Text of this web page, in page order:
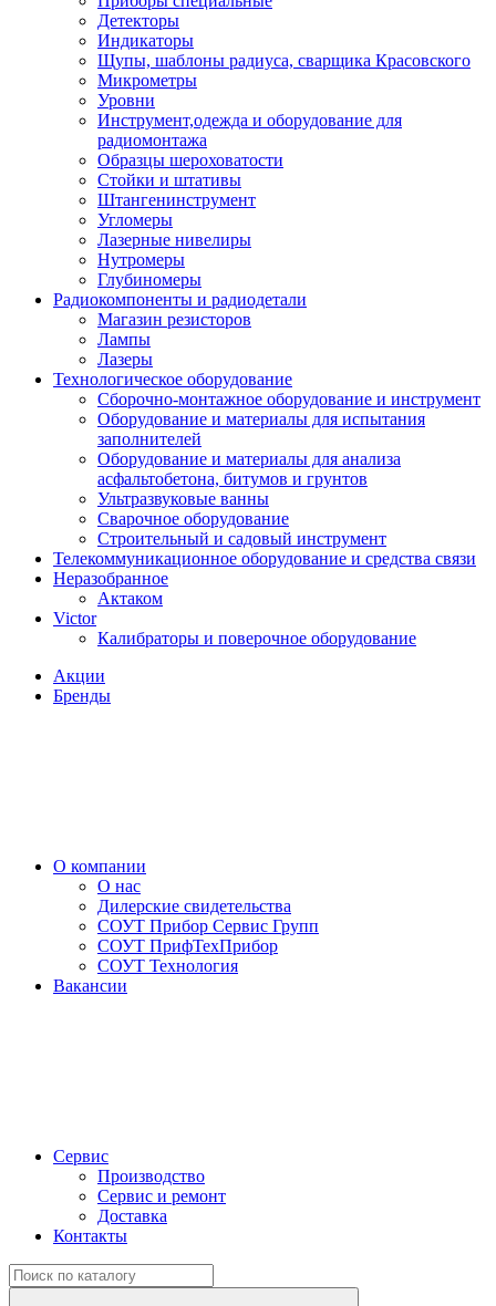
Детекторы
Индикаторы
Щупы, шаблоны радиуса, сварщика Красовского
Микрометры
Уровни
Инструмент,одежда и оборудование для
радиомонтажа
Образцы шероховатости
Стойки и штативы
Штангенинструмент
Угломеры
Лазерные нивелиры
Нутромеры
Глубиномеры
Радиокомпоненты и радиодетали
Магазин резисторов
Лампы
Лазеры
Технологическое оборудование
Сборочно-монтажное оборудование и инструмент
Оборудование и материалы для испытания
заполнителей
Оборудование и материалы для анализа
асфальтобетона, битумов и грунтов
Ультразвуковые ванны
Сварочное оборудование
Строительный и садовый инструмент
Телекоммуникационное оборудование и средства связи
Неразобранное
Актаком
Victor
Калибраторы и поверочное оборудование
Акции
Бренды
О компании
О нас
Дилерские свидетельства
СОУТ Прибор Сервис Групп
СОУТ ПрифТехПрибор
СОУТ Технология
Вакансии
Сервис
Производство
Сервис и ремонт
Доставка
Контакты